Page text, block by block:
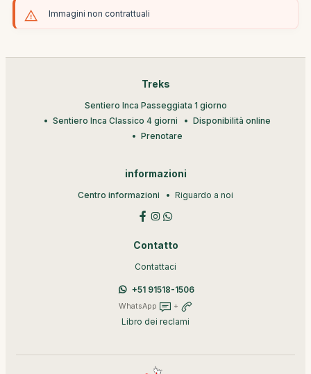
Immagini non contrattuali
Treks
Sentiero Inca Passeggiata 1 giorno
Sentiero Inca Classico 4 giorni
Disponibilità online
Prenotare
informazioni
Centro informazioni Riguardo a noi
Contatto
Contattaci
+51 91518-1506
WhatsApp +
Libro dei reclami